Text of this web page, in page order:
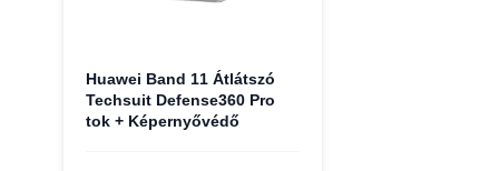
Huawei Band 11 Átlátszó
Techsuit Defense360 Pro
tok + Képernyővédő